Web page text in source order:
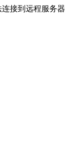
连接到远程服务器